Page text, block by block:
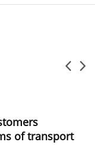
of transport